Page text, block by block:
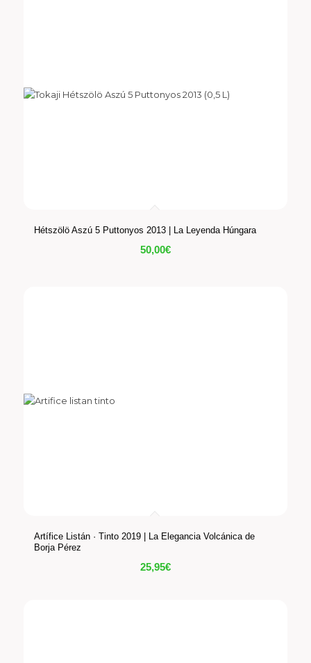
Hétszölö Aszú 5 Puttonyos 2013 | La Leyenda Húngara
50,00€
Artífice Listán · Tinto 2019 | La Elegancia Volcánica de
Borja Pérez
25,95€